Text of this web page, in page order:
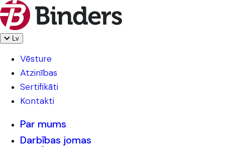
Lv
Vēsture
Atzinības
Sertifikāti
Kontakti
Par mums
Darbības jomas